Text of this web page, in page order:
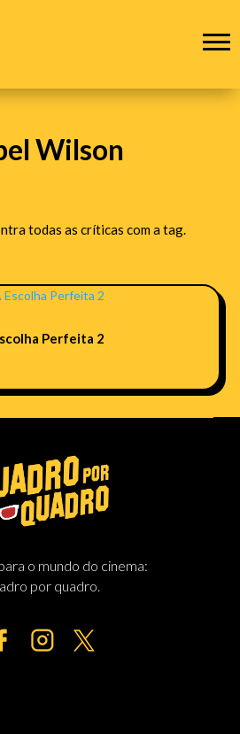
Wilson
todas as críticas com a tag.
Perfeita 2
o mundo do cinema:
por quadro.